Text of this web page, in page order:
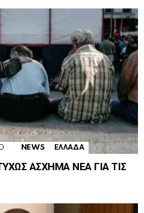
Comments
NEWS ΕΛΛΑΔΑ
ΑΣΧΗΜΑ ΝΕΑ ΓΙΑ ΤΙΣ